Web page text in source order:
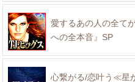
愛するあの人の全て
への全本音』SP
心繋がる/恋叶う≪星